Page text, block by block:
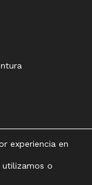
experiencia en
utilizamos o